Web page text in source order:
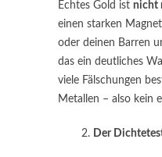
Echtes Gold ist nicht
einen starken
oder deinen Barren
das ein deutliches
viele Fälschungen
Metallen – also kein
Der